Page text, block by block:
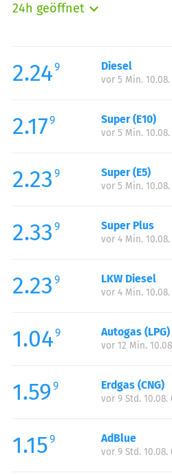
24h geöffnet
Mittwoch:
Donnerstag:
Samstag:
Sonntag:
2.249 Diesel
vor 5 Min. 10.08.
2.179 Super (E10)
vor 5 Min. 10.08.
2.23 9 Super (E5)
vor 5 Min. 10.08.
2.33 9 Super Plus
vor 4 Min. 10.08.
2.23 9 LKW Diesel
vor 4 Min. 10.08.
1.049 Autogas (LPG)
vor 12 Min.
1.59 9 Erdgas (CNG)
vor 9 Std. 10.08.
1.159 AdBlue
vor 9 Std. 10.08.